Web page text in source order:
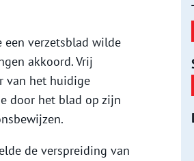
een verzetsblad wilde
akkoord. Vrij
van het huidige
door het blad op zijn
de verspreiding van